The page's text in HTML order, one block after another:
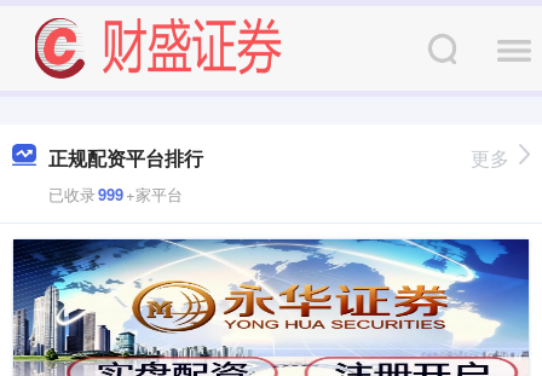
正规配资平台排行
已收录999+家平台
更多